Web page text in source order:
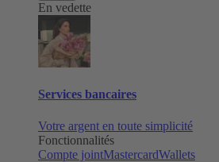
En vedette
Services bancaires
Votre argent en toute simplicité
Fonctionnalités
Compte jointMastercardWallets